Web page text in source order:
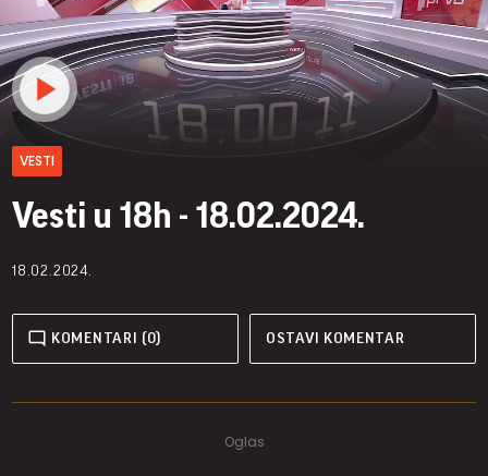
VESTI
Vesti u 18h - 18.02.2024.
18.02.2024.
KOMENTARI (0) OSTAVI KOMENTAR